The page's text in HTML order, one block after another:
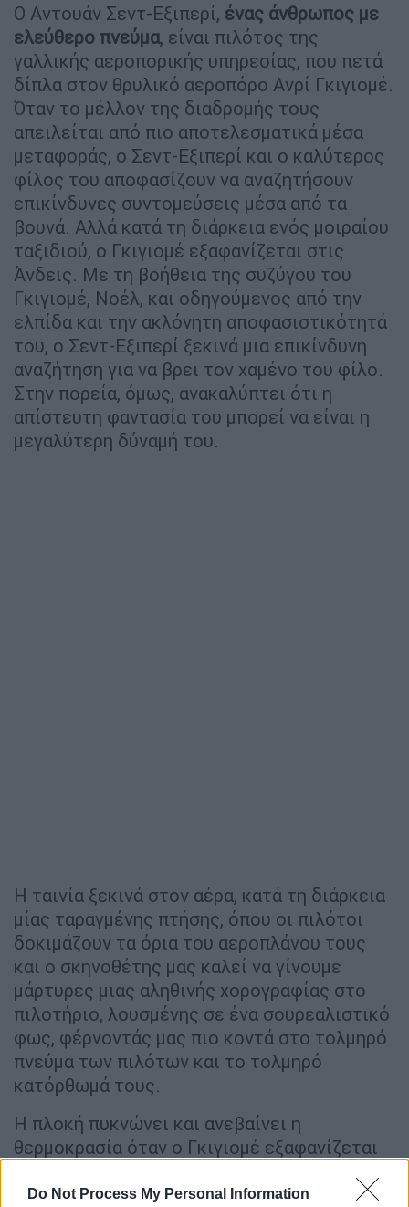
Do Not Process My Personal Information
Ο Αντουάν Σεντ-Εξιπερί, ένας άνθρωπος με
ελεύθερο πνεύμα, είναι πιλότος της
γαλλικής αεροπορικής υπηρεσίας, που πετά
δίπλα στον θρυλικό αεροπόρο Ανρί Γκιγιομέ.
Όταν το μέλλον της διαδρομής τους
απειλείται από πιο αποτελεσματικά μέσα
μεταφοράς, ο Σεντ-Εξιπερί και ο καλύτερος
φίλος του αποφασίζουν να αναζητήσουν
επικίνδυνες συντομεύσεις μέσα από τα
βουνά. Αλλά κατά τη διάρκεια ενός μοιραίου
ταξιδιού, ο Γκιγιομέ εξαφανίζεται στις
Άνδεις. Με τη βοήθεια της συζύγου του
Γκιγιομέ, Νοέλ, και οδηγούμενος από την
ελπίδα και την ακλόνητη αποφασιστικότητά
του, ο Σεντ-Εξιπερί ξεκινά μια επικίνδυνη
αναζήτηση για να βρει τον χαμένο του φίλο.
Στην πορεία, όμως, ανακαλύπτει ότι η
απίστευτη φαντασία του μπορεί να είναι η
μεγαλύτερη δύναμή του.
Η ταινία ξεκινά στον αέρα, κατά τη διάρκεια
μίας ταραγμένης πτήσης, όπου οι πιλότοι
δοκιμάζουν τα όρια του αεροπλάνου τους
και ο σκηνοθέτης μας καλεί να γίνουμε
μάρτυρες μιας αληθινής χορογραφίας στο
πιλοτήριο, λουσμένης σε ένα σουρεαλιστικό
φως, φέρνοντάς μας πιο κοντά στο τολμηρό
πνεύμα των πιλότων και το τολμηρό
κατόρθωμά τους.
Η πλοκή πυκνώνει και ανεβαίνει η
θερμοκρασία όταν ο Γκιγιομέ εξαφανίζεται
αίνιγμα σε όλη την ταινία . Αυτή η αναζήτηση,